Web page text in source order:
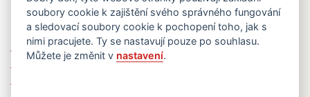
Rychlé odkazy
Elektronická žákovská knížka
Jídelní lístek
soubory cookie k zajištění svého správného fungování
a sledovací soubory cookie k pochopení toho, jak s
nimi pracujete. Ty se nastavují pouze po souhlasu.
Můžete je změnit v nastavení.